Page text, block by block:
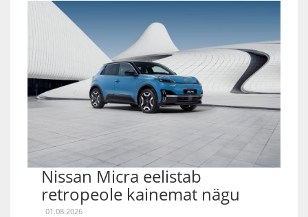
Nissan Micra eelistab
retropeole kainemat nägu
01.08.2026